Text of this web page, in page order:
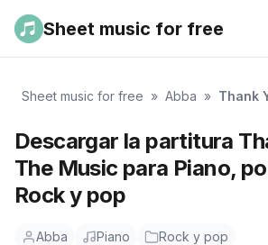
Sheet music for free
Sheet music for free » Abba » Thank
Descargar la partitura
The Music para Piano,
Rock y pop
Abba Piano Rock y pop